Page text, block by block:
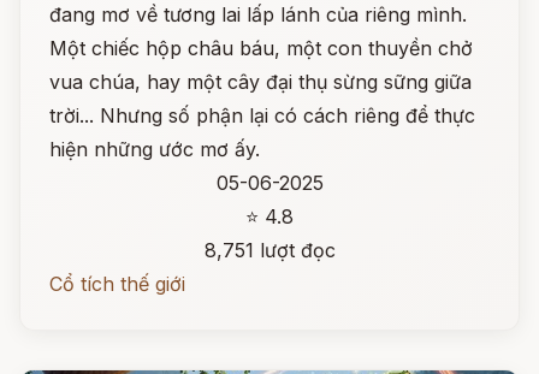
đang mơ về tương lai lấp lánh của riêng mình.
Một chiếc hộp châu báu, một con thuyền chở
vua chúa, hay một cây đại thụ sừng sững giữa
trời... Nhưng số phận lại có cách riêng để thực
hiện những ước mơ ấy.
05-06-2025
⭐ 4.8
8,751 lượt đọc
Cổ tích thế giới